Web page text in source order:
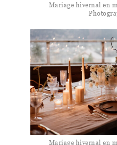
Mariage hivernal en
Mariage hivernal en